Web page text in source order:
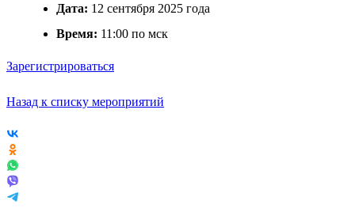
Дата: 12 сентября 2025 года
Время: 11:00 по мск
Зарегистрироваться
Назад к списку мероприятий